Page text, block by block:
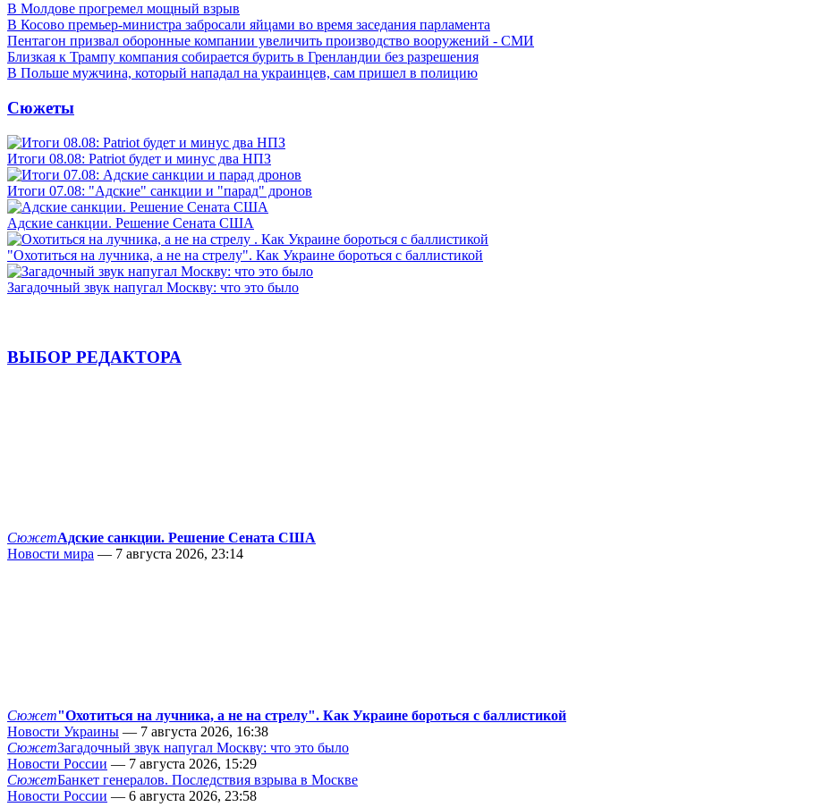
В Молдове прогремел мощный взрыв
В Косово премьер-министра забросали яйцами во время заседания парламента
Пентагон призвал оборонные компании увеличить производство вооружений - СМИ
Близкая к Трампу компания собирается бурить в Гренландии без разрешения
В Польше мужчина, который нападал на украинцев, сам пришел в полицию
Сюжеты
Итоги 08.08: Patriot будет и минус два НПЗ
Итоги 07.08: "Адские" санкции и "парад" дронов
Адские санкции. Решение Сената США
"Охотиться на лучника, а не на стрелу". Как Украине бороться с баллистикой
Загадочный звук напугал Москву: что это было
ВЫБОР РЕДАКТОРА
СюжетАдские санкции. Решение Сената США
Новости мира — 7 августа 2026, 23:14
Сюжет"Охотиться на лучника, а не на стрелу". Как Украине бороться с баллистикой
Новости Украины — 7 августа 2026, 16:38
СюжетЗагадочный звук напугал Москву: что это было
Новости России — 7 августа 2026, 15:29
СюжетБанкет генералов. Последствия взрыва в Москве
Новости России — 6 августа 2026, 23:58